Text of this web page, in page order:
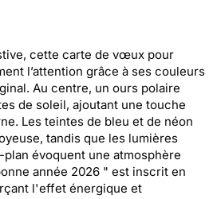
cette carte de vœux pour
l’attention grâce à ses couleurs
Au centre, un ours polaire
de soleil, ajoutant une touche
Les teintes de bleu et de néon
tandis que les lumières
évoquent une atmosphère
année 2026 " est inscrit en
l'effet énergique et